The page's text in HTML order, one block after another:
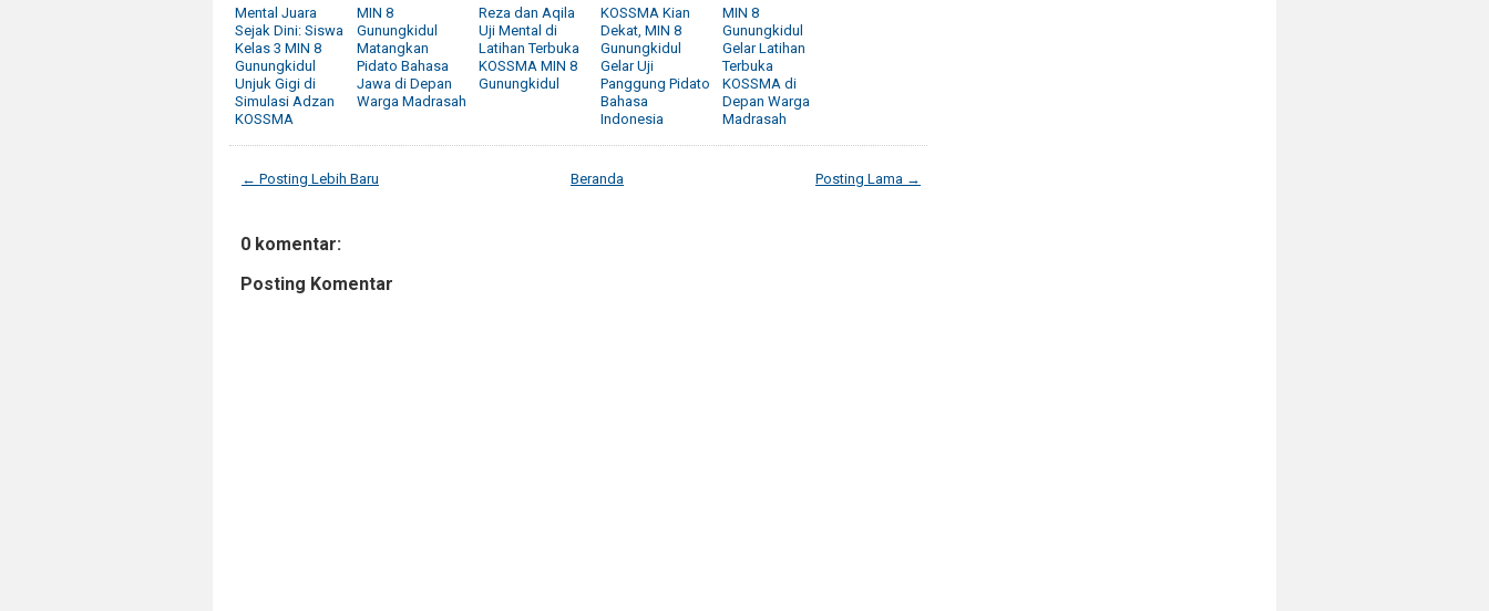
Mental Juara
Sejak Dini: Siswa
Kelas 3 MIN 8
Gunungkidul
Unjuk Gigi di
Simulasi Adzan
KOSSMA
MIN 8
Gunungkidul
Matangkan
Pidato Bahasa
Jawa di Depan
Warga Madrasah
Reza dan Aqila
Uji Mental di
Latihan Terbuka
KOSSMA MIN 8
Gunungkidul
KOSSMA Kian
Dekat, MIN 8
Gunungkidul
Gelar Uji
Panggung Pidato
Bahasa
Indonesia
MIN 8
Gunungkidul
Gelar Latihan
Terbuka
KOSSMA di
Depan Warga
Madrasah
← Posting Lebih Baru Posting Lama →
Beranda
0 komentar:
Posting Komentar